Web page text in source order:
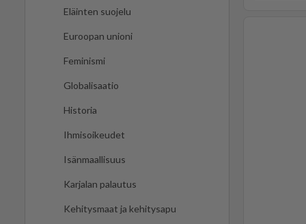
Eläinten suojelu
Euroopan unioni
Feminismi
Globalisaatio
Historia
Ihmisoikeudet
Isänmaallisuus
Karjalan palautus
Kehitysmaat ja kehitysapu